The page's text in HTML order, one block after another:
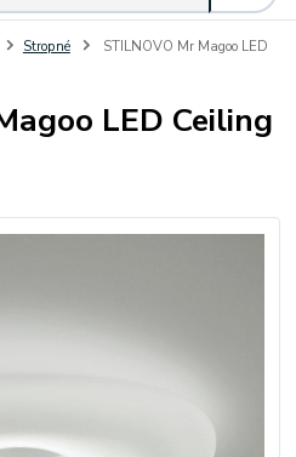
Stropné
STILNOVO Mr Magoo LED
LED Ceiling